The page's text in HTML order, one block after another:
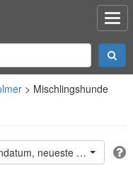
Mischlingshunde
neueste oben